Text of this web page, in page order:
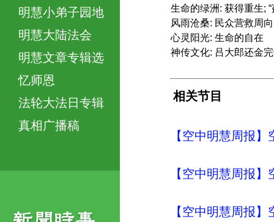
明慧小弟子园地
明慧大陆法会
明慧文章专辑选
忆师恩
法轮大法日专辑
真相广播稿
生命的绿洲: 获得重生;
风雨沧桑: 民众营救周
心灵阳光: 生命的自在
神传文化: 吕大郎还金
相关节目
【空中明慧周报
【空中明慧周报
【空中明慧周报